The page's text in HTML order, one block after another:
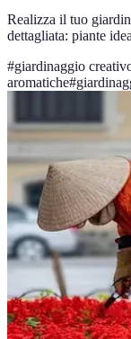
Realizza il tuo
dettagliata: piante
#giardinaggio
aromatiche#